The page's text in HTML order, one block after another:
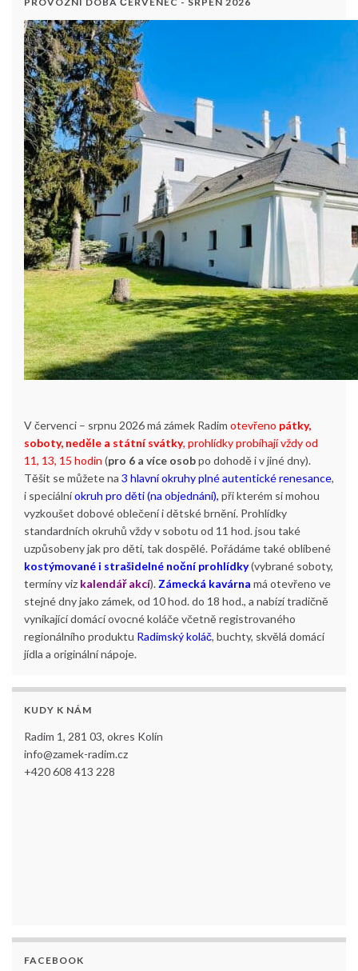
V červenci – srpnu 2026 má zámek Radim otevřeno pátky,
soboty, neděle a státní svátky, prohlídky probíhají vždy od
11, 13, 15 hodin (pro 6 a více osobpo dohodě i v jiné dny).
Těšit se můžete na 3 hlavní okruhy plné autentické renesance,
i speciálníokruh pro děti (na objednání), při kterém si mohou
vyzkoušet dobové oblečení i dětské brnění. Prohlídky
standardních okruhů vždy v sobotu od 11 hod. jsou také
uzpůsobeny jak pro děti, tak dospělé. Pořádáme také oblíbené
kostýmované i strašidelné noční prohlídky(vybrané soboty,
termíny viz kalendář akcí). Zámecká kavárna má otevřeno ve
stejné dny jako zámek, od 10 hod. do 18 hod., a nabízí tradičně
vynikající domácí ovocné koláče včetně registrovaného
regionálního produktu Radimský koláč, buchty, skvělá domácí
jídla a originální nápoje.
KUDY K NÁM
Radim 1, 281 03, okres Kolín
info@zamek-radim.cz
+420 608 413 228
FACEBOOK